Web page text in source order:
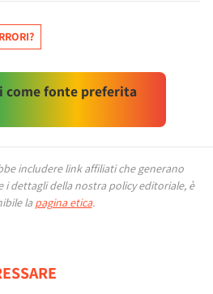
come fonte preferita
includere link affiliati che generano
i dettagli della nostra policy editoriale, è
la pagina etica.